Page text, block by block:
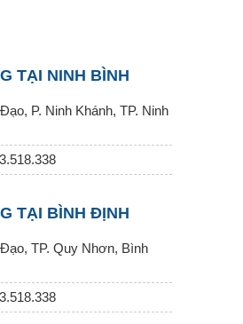
TẠI NINH BÌNH
P. Ninh Khánh, TP. Ninh
TẠI BÌNH ĐỊNH
TP. Quy Nhơn, Bình